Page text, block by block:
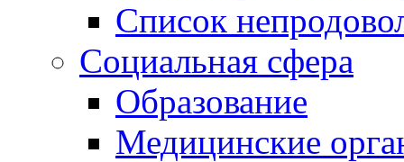
Список
Социальная сфера
Образование
Медицинские